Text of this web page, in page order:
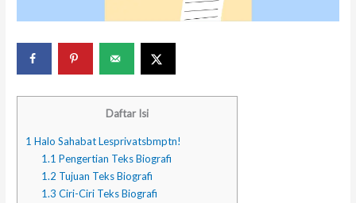
Daftar Isi
1 Halo Sahabat Lesprivatsbmptn!
1.1 Pengertian Teks Biografi
1.2 Tujuan Teks Biografi
1.3 Ciri-Ciri Teks Biografi